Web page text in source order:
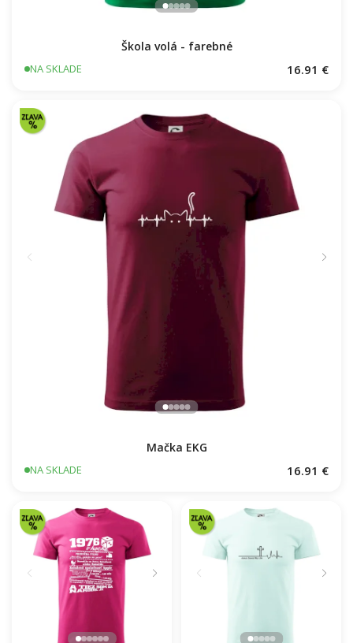
Škola volá - farebné
NA SKLADE 16.91 €
Mačka EKG
NA SKLADE 16.91 €